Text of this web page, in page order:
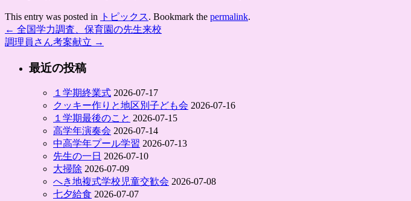
This entry was posted in トピックス. Bookmark the permalink.
← 全国学力調査、保育園の先生来校
調理員さん考案献立 →
最近の投稿
１学期終業式 2026-07-17
クッキー作りと地区別子ども会 2026-07-16
１学期最後のこと 2026-07-15
高学年演奏会 2026-07-14
中高学年プール学習 2026-07-13
先生の一日 2026-07-10
大掃除 2026-07-09
へき地複式学校児童交歓会 2026-07-08
七夕給食 2026-07-07